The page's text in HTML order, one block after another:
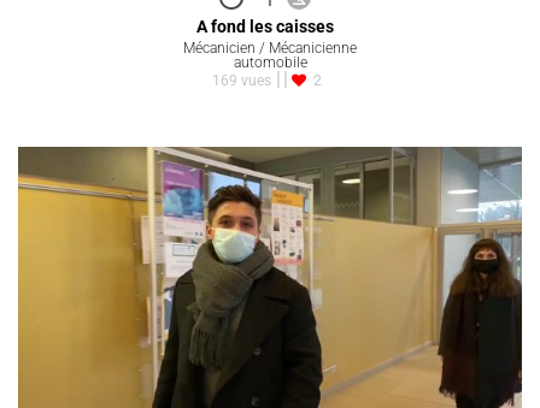
A fond les caisses
Mécanicien / Mécanicienne
automobile
169 vues
2